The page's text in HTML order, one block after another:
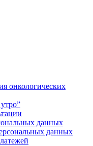
онкологических
данных
данных